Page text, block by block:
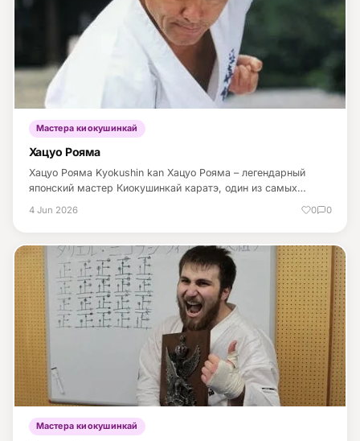
Мастера киокушинкай
Хацуо Рояма
Хацуо Рояма Kyokushin kan Хацуо Рояма – легендарный
японский мастер Киокушинкай каратэ, один из самых…
4 Jun 2026 0 0
Мастера киокушинкай